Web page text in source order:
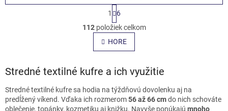
O
v
l
á
a
i
e
S
t
r
á
n
k
v
a
n
i
e
1
6
112položiek celkom
HORE
Stredné textilné kufre a ich využitie
Stredné textilné kufre sa hodia na týždňovú dovolenku aj na
predĺžený víkend. Vďaka ich rozmerom56 až 66 cmdo nich schováte
oblečenie, topánky, kozmetiku aj knižku. Navyše ponúkajú mnoho